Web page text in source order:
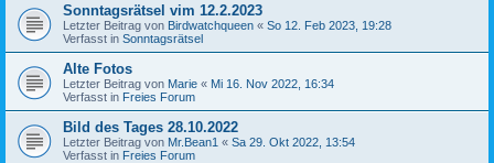
Sonntagsrätsel vim 12.2.2023
Letzter Beitrag von Birdwatchqueen « So 12. Feb 2023, 19:28
Verfasst in Sonntagsrätsel
Alte Fotos
Letzter Beitrag von Marie « Mi 16. Nov 2022, 16:34
Verfasst in Freies Forum
Bild des Tages 28.10.2022
Letzter Beitrag von Mr.Bean1 « Sa 29. Okt 2022, 13:54
Verfasst in Freies Forum